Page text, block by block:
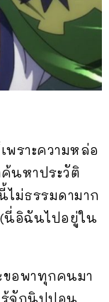
ราะความหล่อ
นหาประวัติ
ม่ธรรมดามาก
นี่อิฉันไปอยู่ใน
ขอพาทุกคนมา
รู้จักนิปปอน